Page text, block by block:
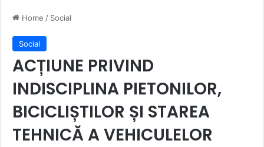
Home / Social
Social
ACȚIUNE PRIVIND
INDISCIPLINA PIETONILOR,
BICICLIȘTILOR ȘI STAREA
TEHNICĂ A VEHICULELOR